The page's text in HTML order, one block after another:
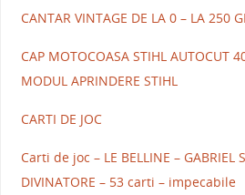
CANTAR VINTAGE DE LA 0 – LA 250
CAP MOTOCOASA STIHL AUTOCUT
MODUL APRINDERE STIHL
CARTI DE JOC
Carti de joc – LE BELLINE – GABRIEL
DIVINATORE – 53 carti – impecabile